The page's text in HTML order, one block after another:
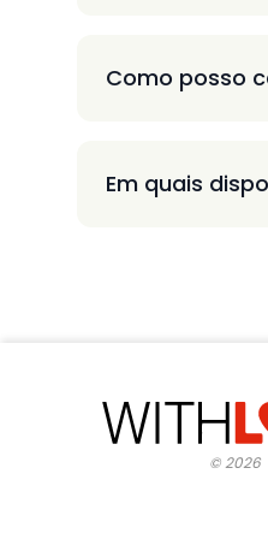
Como posso
Em quais
©2026